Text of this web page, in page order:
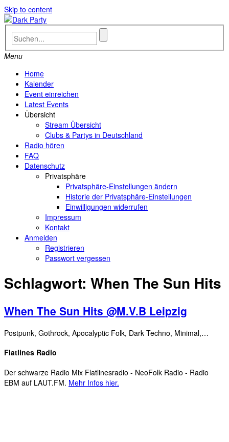
Skip to content
Menu
Home
Kalender
Event einreichen
Latest Events
Übersicht
Stream Übersicht
Clubs & Partys in Deutschland
Radio hören
FAQ
Datenschutz
Privatsphäre
Privatsphäre-Einstellungen ändern
Historie der Privatsphäre-Einstellungen
Einwilligungen widerrufen
Impressum
Kontakt
Anmelden
Registrieren
Passwort vergessen
Schlagwort: When The Sun Hits
When The Sun Hits @M.V.B Leipzig
Postpunk, Gothrock, Apocalyptic Folk, Dark Techno, Minimal,…
Flatlines Radio
Der schwarze Radio Mix Flatlinesradio - NeoFolk Radio - Radio
EBM auf LAUT.FM. Mehr Infos hier.